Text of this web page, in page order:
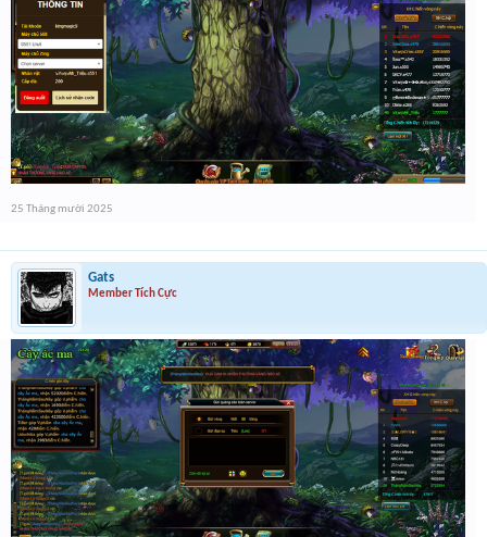
25 Tháng mười 2025
Gats
Member Tích Cực